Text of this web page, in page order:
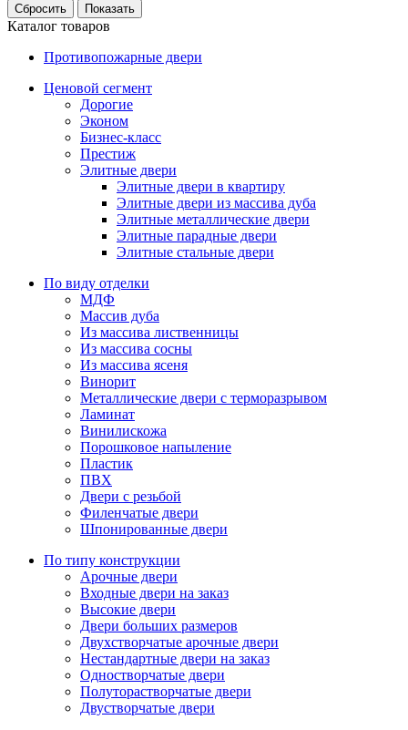
Каталог товаров
Противопожарные двери
Ценовой сегмент
Дорогие
Эконом
Бизнес-класс
Престиж
Элитные двери
Элитные двери в квартиру
Элитные двери из массива дуба
Элитные металлические двери
Элитные парадные двери
Элитные стальные двери
По виду отделки
МДФ
Массив дуба
Из массива лиственницы
Из массива сосны
Из массива ясеня
Винорит
Металлические двери с терморазрывом
Ламинат
Винилискожа
Порошковое напыление
Пластик
ПВХ
Двери с резьбой
Филенчатые двери
Шпонированные двери
По типу конструкции
Арочные двери
Входные двери на заказ
Высокие двери
Двери больших размеров
Двухстворчатые арочные двери
Нестандартные двери на заказ
Одностворчатые двери
Полуторастворчатые двери
Двустворчатые двери